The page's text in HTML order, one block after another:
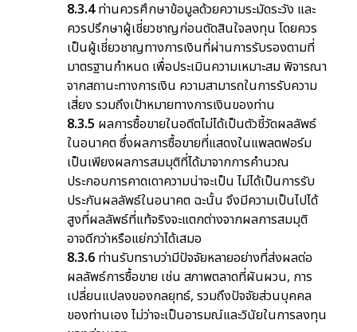
8.3.4 ท่านควรศึกษาข้อมูลด้วยความระมัดระวัง และ
ควรปรึกษาผู้เชี่ยวชาญก่อนตัดสินใจลงทุน โดยควร
เป็นผู้เชี่ยวชาญทางการเงินที่ผ่านการรับรองตามที่
มาตรฐานกำหนด เพื่อประเมินความเหมาะสม พิจารณา
จากสถานะทางการเงิน ความสามารถในการรับความ
เสี่ยง รวมถึงเป้าหมายทางการเงินของท่าน
8.3.5 ผลการซื้อขายในอดีตไม่ได้เป็นตัวชี้วัดผลลัพธ์
ในอนาคต ซึ่งผลการซื้อขายที่แสดงในแพลตฟอร์ม
เป็นเพียงผลการสมมุติที่ได้มาจากการคำนวณ
ประกอบการคาดเดาความน่าจะเป็น ไม่ได้เป็นการรับ
ประกันผลลัพธ์ในอนาคต ฉะนั้น จึงมีความเป็นไปได้
สูงที่ผลลัพธ์ที่แท้จริงจะแตกต่างจากผลการสมมุติ
อาจดีกว่าหรือแย่กว่าได้เสมอ
8.3.6 ท่านรับทราบว่ามีปัจจัยหลายอย่างที่ส่งผลต่อ
ผลลัพธ์การซื้อขาย เช่น สภาพตลาดที่ผันผวน, การ
เปลี่ยนแปลงของกลยุทธ์, รวมถึงปัจจัยส่วนบุคคล
ของท่านเอง ไม่ว่าจะเป็นอารมณ์และวินัยในการลงทุน